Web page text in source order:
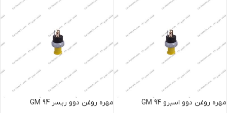
مهره روغن دوو اسپرو 94 GM مهره روغن دوو ریسر 94 GM